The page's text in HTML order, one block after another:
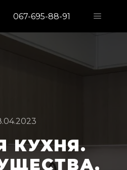
067-695-88-91
КУХНЯ.